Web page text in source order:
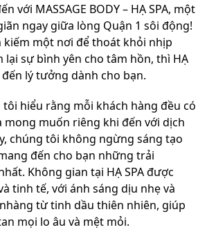
với MASSAGE BODY – HẠ SPA, một
ngay giữa lòng Quận 1 sôi động!
kiếm một nơi để thoát khỏi nhịp
lại sự bình yên cho tâm hồn, thì HẠ
đến lý tưởng dành cho bạn.
tôi hiểu rằng mỗi khách hàng đều có
mong muốn riêng khi đến với dịch
chúng tôi không ngừng sáng tạo
đến cho bạn những trải
Không gian tại HẠ SPA được
tinh tế, với ánh sáng dịu nhẹ và
từ tinh dầu thiên nhiên, giúp
mọi lo âu và mệt mỏi.